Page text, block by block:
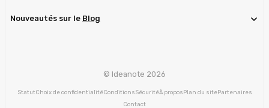
Nouveautés sur le Blog
© Ideanote 2026
StatutChoix de confidentialitéConditionsSécuritéÀ proposPlan du sitePartenaires
Contact